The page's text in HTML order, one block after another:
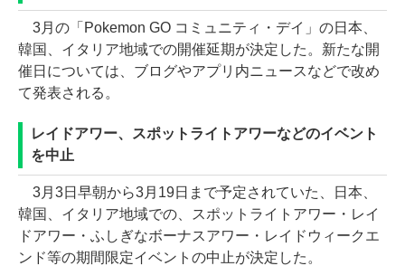
3月の「Pokemon GO コミュニティ・デイ」の日本、
韓国、イタリア地域での開催延期が決定した。新たな開
催日については、ブログやアプリ内ニュースなどで改め
て発表される。
レイドアワー、スポットライトアワーなどのイベント
を中止
3月3日早朝から3月19日まで予定されていた、日本、
韓国、イタリア地域での、スポットライトアワー・レイ
ドアワー・ふしぎなボーナスアワー・レイドウィークエ
ンド等の期間限定イベントの中止が決定した。